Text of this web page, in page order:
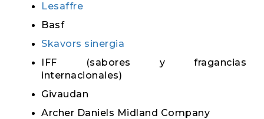
Lesaffre
Basf
Skavors sinergia
IFF (sabores y fragancias
internacionales)
Givaudan
Archer Daniels Midland Company